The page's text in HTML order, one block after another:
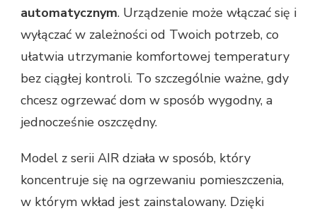
automatycznym. Urządzenie może włączać się i
wyłączać w zależności od Twoich potrzeb, co
ułatwia utrzymanie komfortowej temperatury
bez ciągłej kontroli. To szczególnie ważne, gdy
chcesz ogrzewać dom w sposób wygodny, a
jednocześnie oszczędny.
Model z serii AIR działa w sposób, który
koncentruje się na ogrzewaniu pomieszczenia,
w którym wkład jest zainstalowany. Dzięki